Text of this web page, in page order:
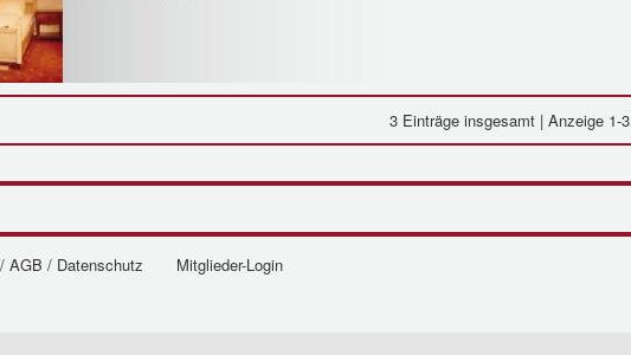
3 Einträgeinsgesamt | Anzeige 1-3
AGB / Datenschutz Mitglieder-Login